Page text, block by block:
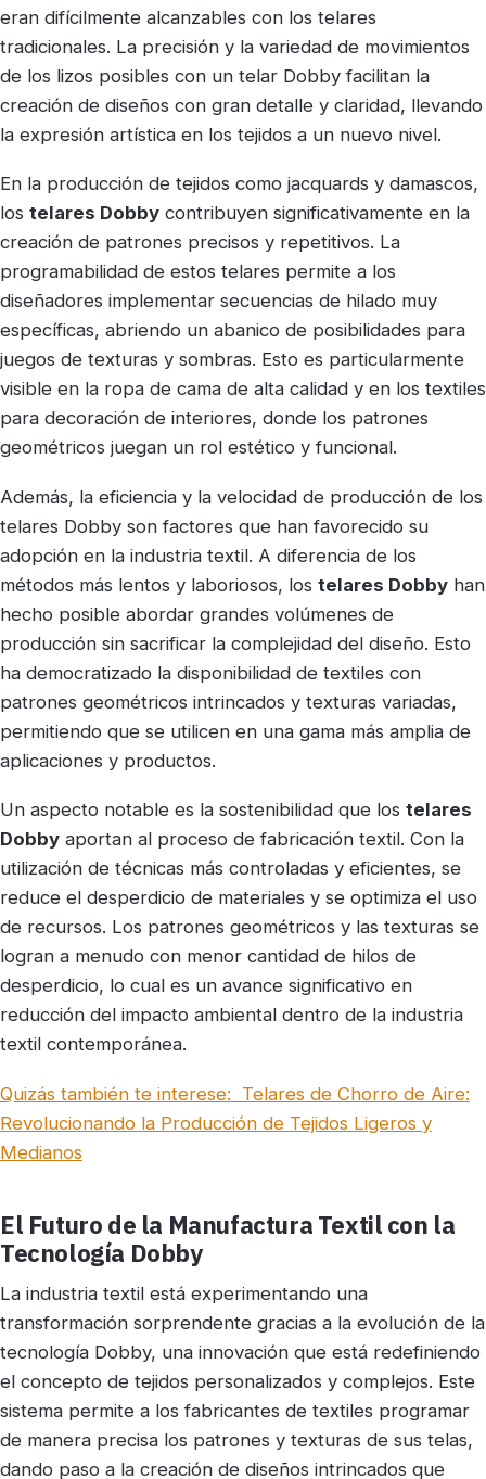
eran difícilmente alcanzables con los telares
tradicionales. La precisión y la variedad de movimientos
de los lizos posibles con un telar Dobby facilitan la
creación de diseños con gran detalle y claridad, llevando
la expresión artística en los tejidos a un nuevo nivel.
En la producción de tejidos como jacquards y damascos,
los telares Dobby contribuyen significativamente en la
creación de patrones precisos y repetitivos. La
programabilidad de estos telares permite a los
diseñadores implementar secuencias de hilado muy
específicas, abriendo un abanico de posibilidades para
juegos de texturas y sombras. Esto es particularmente
visible en la ropa de cama de alta calidad y en los textiles
para decoración de interiores, donde los patrones
geométricos juegan un rol estético y funcional.
Además, la eficiencia y la velocidad de producción de los
telares Dobby son factores que han favorecido su
adopción en la industria textil. A diferencia de los
métodos más lentos y laboriosos, los telares Dobby han
hecho posible abordar grandes volúmenes de
producción sin sacrificar la complejidad del diseño. Esto
ha democratizado la disponibilidad de textiles con
patrones geométricos intrincados y texturas variadas,
permitiendo que se utilicen en una gama más amplia de
aplicaciones y productos.
Un aspecto notable es la sostenibilidad que los telares
Dobby aportan al proceso de fabricación textil. Con la
utilización de técnicas más controladas y eficientes, se
reduce el desperdicio de materiales y se optimiza el uso
de recursos. Los patrones geométricos y las texturas se
logran a menudo con menor cantidad de hilos de
desperdicio, lo cual es un avance significativo en
reducción del impacto ambiental dentro de la industria
textil contemporánea.
Quizás también te interese: Telares de Chorro de Aire:
Revolucionando la Producción de Tejidos Ligeros y
Medianos
El Futuro de la Manufactura Textil con la
Tecnología Dobby
La industria textil está experimentando una
transformación sorprendente gracias a la evolución de la
tecnología Dobby, una innovación que está redefiniendo
el concepto de tejidos personalizados y complejos. Este
sistema permite a los fabricantes de textiles programar
de manera precisa los patrones y texturas de sus telas,
dando paso a la creación de diseños intrincados que